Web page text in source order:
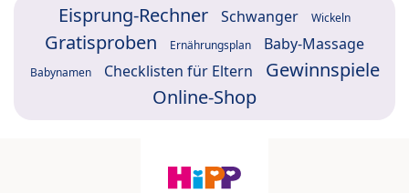
Eisprung-Rechner Schwanger Wickeln
Gratisproben Ernährungsplan Baby-Massage
Babynamen Checklisten für Eltern
Gewinnspiele
Online-Shop